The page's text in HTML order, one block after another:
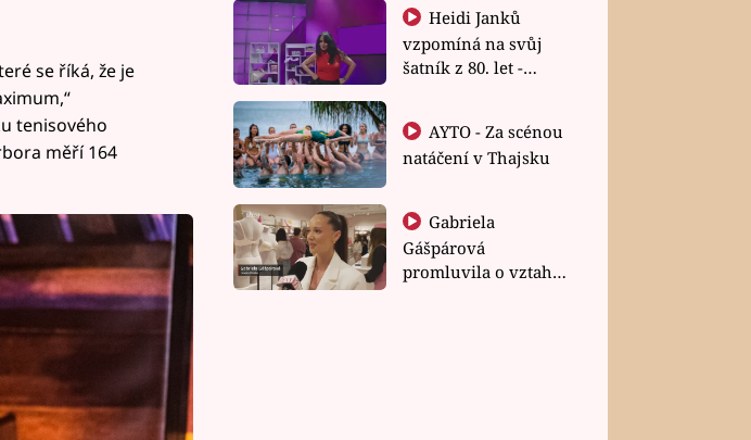
se říká, že je
tenisového
měří 164
Heidi Janků
vzpomíná na svůj
šatník z 80. let -
natáčení v Thajsku
Gabriela
Gášpárová
promluvila o vztahu